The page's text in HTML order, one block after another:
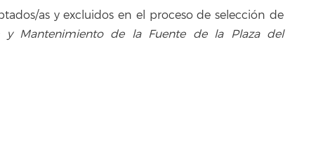
as y excluidos en el proceso de selección de
y Mantenimiento de la Fuente de la Plaza del